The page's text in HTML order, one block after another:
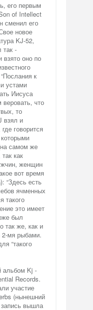
его первым
of Intellect
сменил его
новое
KJ-52,
так -
взято оно по
к
устами
Иисуса
что
то
взял и
говорится
самом же
как
женщин
вот время
“Здесь есть
ячменных
такого
это имеет
был
так же, как и
2-мя рыбами.
“такого
Kj -
Records.
участие
(нынешний
запись вышла